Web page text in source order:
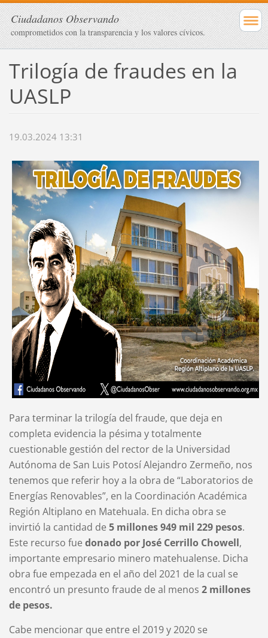
Ciudadanos Observando
comprometidos con la transparencia y los valores cívicos.
Trilogía de fraudes en la
UASLP
19.03.2024 13:31
Para terminar la trilogía del fraude, que deja en
completa evidencia la pésima y totalmente
cuestionable gestión del rector de la Universidad
Autónoma de San Luis Potosí Alejandro Zermeño, nos
tenemos que referir hoy a la obra de “Laboratorios de
Energías Renovables”, en la Coordinación Académica
Región Altiplano en Matehuala. En dicha obra se
invirtió la cantidad de 5 millones 949 mil 229 pesos.
Este recurso fue donado por José Cerrillo Chowell,
importante empresario minero matehualense. Dicha
obra fue empezada en el año del 2021 de la cual se
encontró un presunto fraude de al menos 2 millones
de pesos.
Cabe mencionar que entre el 2019 y 2020 se